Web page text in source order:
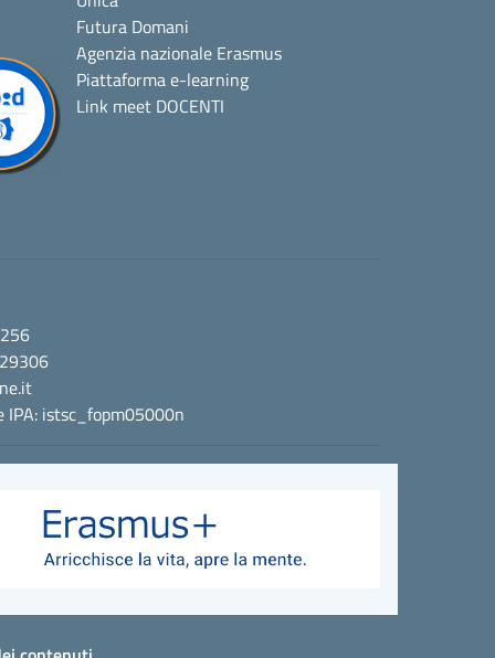
Futura Domani
Agenzia nazionale Erasmus
Piattaforma e-learning
Link meet DOCENTI
IPA: istsc_fopm05000n